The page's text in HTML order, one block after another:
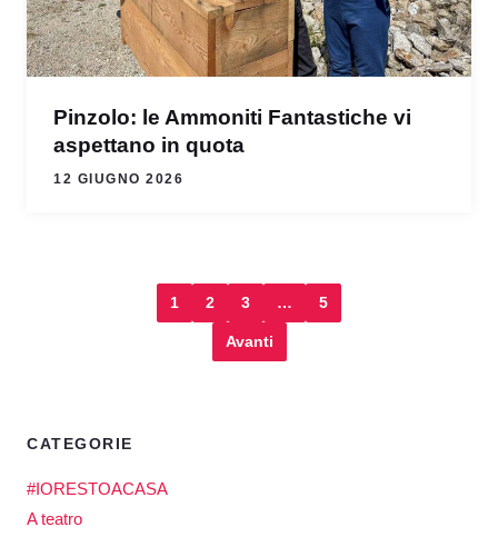
Pinzolo: le Ammoniti Fantastiche vi
aspettano in quota
12 GIUGNO 2026
1 2 3 … 5
Avanti
CATEGORIE
#IORESTOACASA
A teatro